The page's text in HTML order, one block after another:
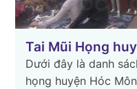
Tai Mũi Họng
Dưới đây là danh
họng huyện Hóc